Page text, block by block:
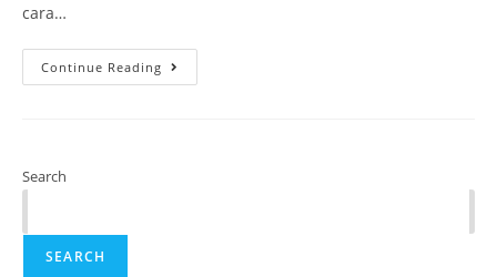
cara…
Continue Reading
Search
SEARCH